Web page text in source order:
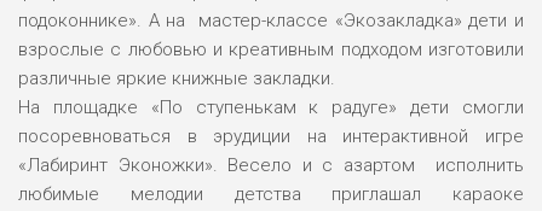
подоконнике». А на мастер-классе «Экозакладка» дети и
взрослые с любовью и креативным подходом изготовили
различные яркие книжные закладки.
На площадке «По ступенькам к радуге» дети смогли
посоревноваться в эрудиции на интерактивной игре
«Лабиринт Эконожки». Весело и с азартом исполнить
любимые мелодии детства приглашал караоке